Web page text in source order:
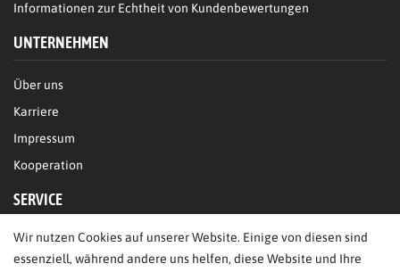
Informationen zur Echtheit von Kundenbewertungen
UNTERNEHMEN
Über uns
Karriere
Impressum
Kooperation
SERVICE
FAQ/Hilfe
Wir nutzen Cookies auf unserer Website. Einige von diesen sind
essenziell, während andere uns helfen, diese Website und Ihre